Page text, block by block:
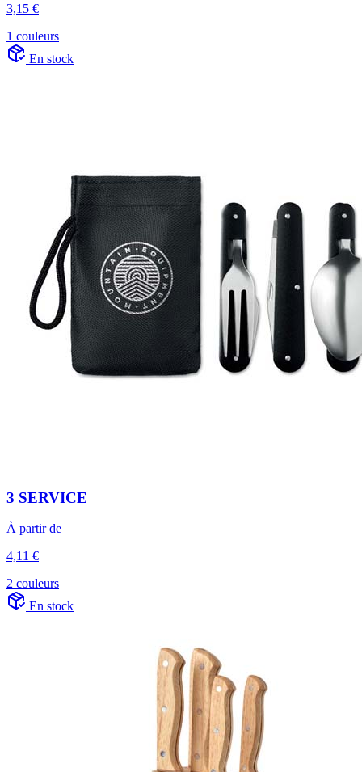
3,15 €
1 couleurs
En stock
3 SERVICE
À partir de
4,11 €
2 couleurs
En stock